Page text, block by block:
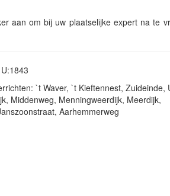
aan om bij uw plaatselijke expert na te
`t Waver, `t Kieftennest, Zuideinde,
Middenweg, Menningweerdijk, Meerdijk,
Aarhemmerweg